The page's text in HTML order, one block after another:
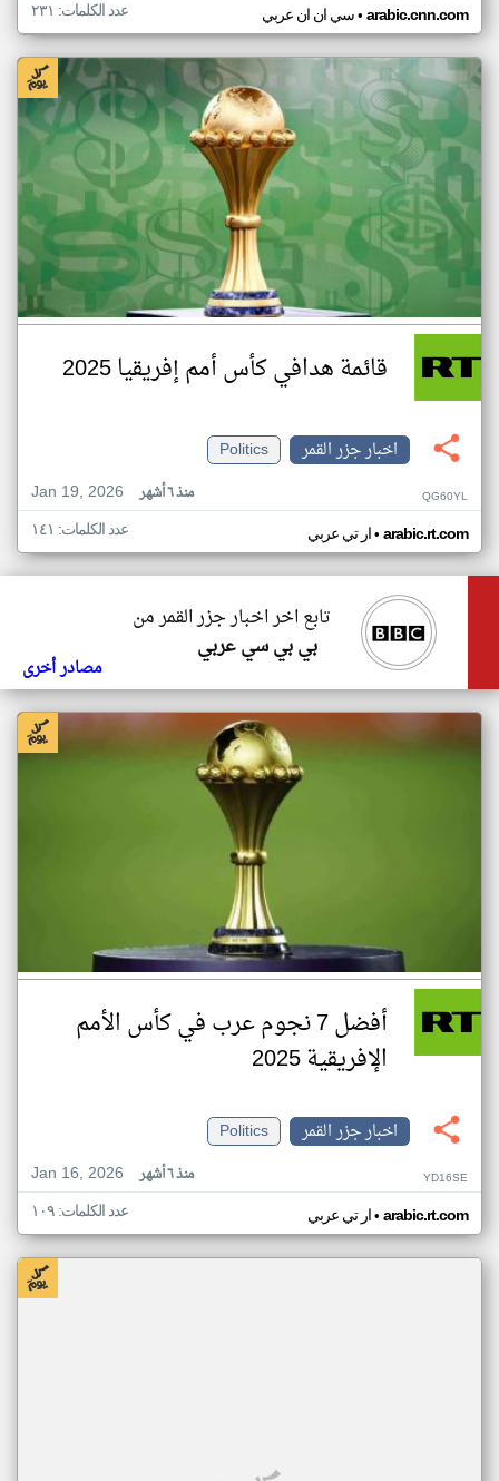
سي ان ان عربي• arabic.cnn.com عدد الكلمات: ٢٣١
قائمة هدافي كأس أمم إفريقيا 2025
اخبار جزر القمر
Politics
Jan 19, 2026
منذ ٦ أشهر QG60YL
ار تي عربي• arabic.rt.com عدد الكلمات: ١٤١
تابع اخر اخبار جزر القمر من
بي بي سي عربي
مصادر أخرى
أفضل 7 نجوم عرب في كأس الأمم
الإفريقية 2025
اخبار جزر القمر
Politics
Jan 16, 2026
منذ ٦ أشهر YD16SE
ار تي عربي• arabic.rt.com عدد الكلمات: ١٠٩